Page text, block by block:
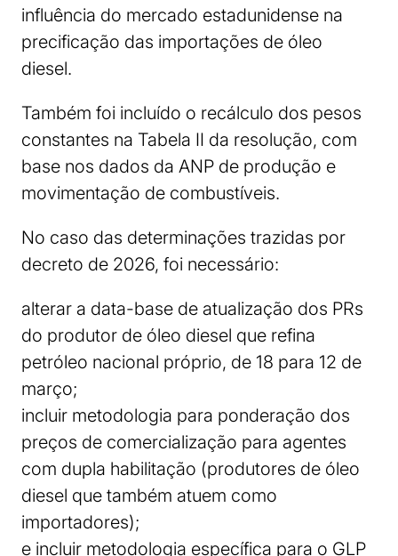
influência do mercado estadunidense na
precificação das importações de óleo
diesel.
Também foi incluído o recálculo dos pesos
constantes na Tabela II da resolução, com
base nos dados da ANP de produção e
movimentação de combustíveis.
No caso das determinações trazidas por
decreto de 2026, foi necessário:
alterar a data-base de atualização dos PRs
do produtor de óleo diesel que refina
petróleo nacional próprio, de 18 para 12 de
março;
incluir metodologia para ponderação dos
preços de comercialização para agentes
com dupla habilitação (produtores de óleo
diesel que também atuem como
importadores);
e incluir metodologia específica para o GLP